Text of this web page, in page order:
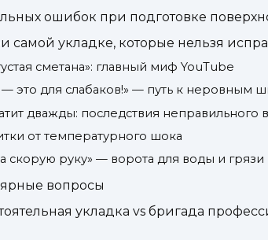
ошибок при подготовке
самой укладке, которые нельзя
сметана»: главный миф YouTube
— это для слабаков!» — путь к неровным
дважды: последствия неправильного
от температурного шока
скорую руку» — ворота для воды и грязи
вопросы
укладка vs бригада